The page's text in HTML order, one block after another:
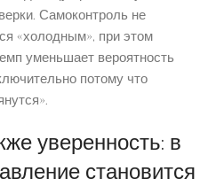
Самоконтроль не
«холодным», при этом
уменьшает вероятность
потому что
уверенность: в
становится